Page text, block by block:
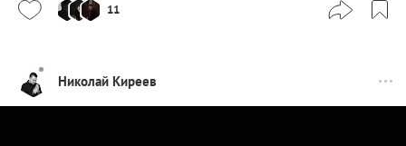
11
Николай Киреев